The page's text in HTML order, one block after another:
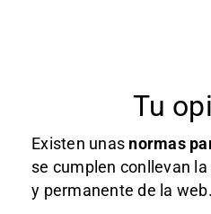
Tu
Existen unas normas
se cumplen conllevan
y permanente de la web.